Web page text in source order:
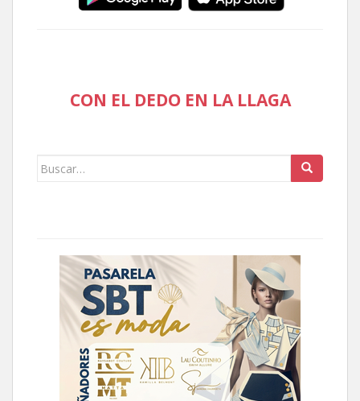
CON EL DEDO EN LA LLAGA
Buscar: